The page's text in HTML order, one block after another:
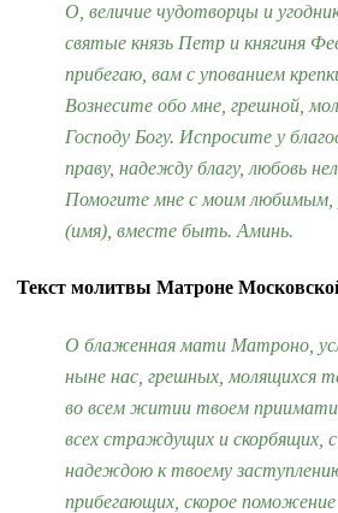
О, величие чудотворцы и
святые князь Петр и княгиня
прибегаю, вам с упованием
Вознесите обо мне, грешной,
Господу Богу. Испросите у
праву, надежду благу, любовь
Помогите мне с моим
(имя), вместе быть. Аминь.
Текст молитвы Матроне
О блаженная мати Матроно,
ныне нас, грешных, молящихся
во всем житии твоем
всех страждущих и скорбящих,
надеждою к твоему
прибегающих, скорое поможение